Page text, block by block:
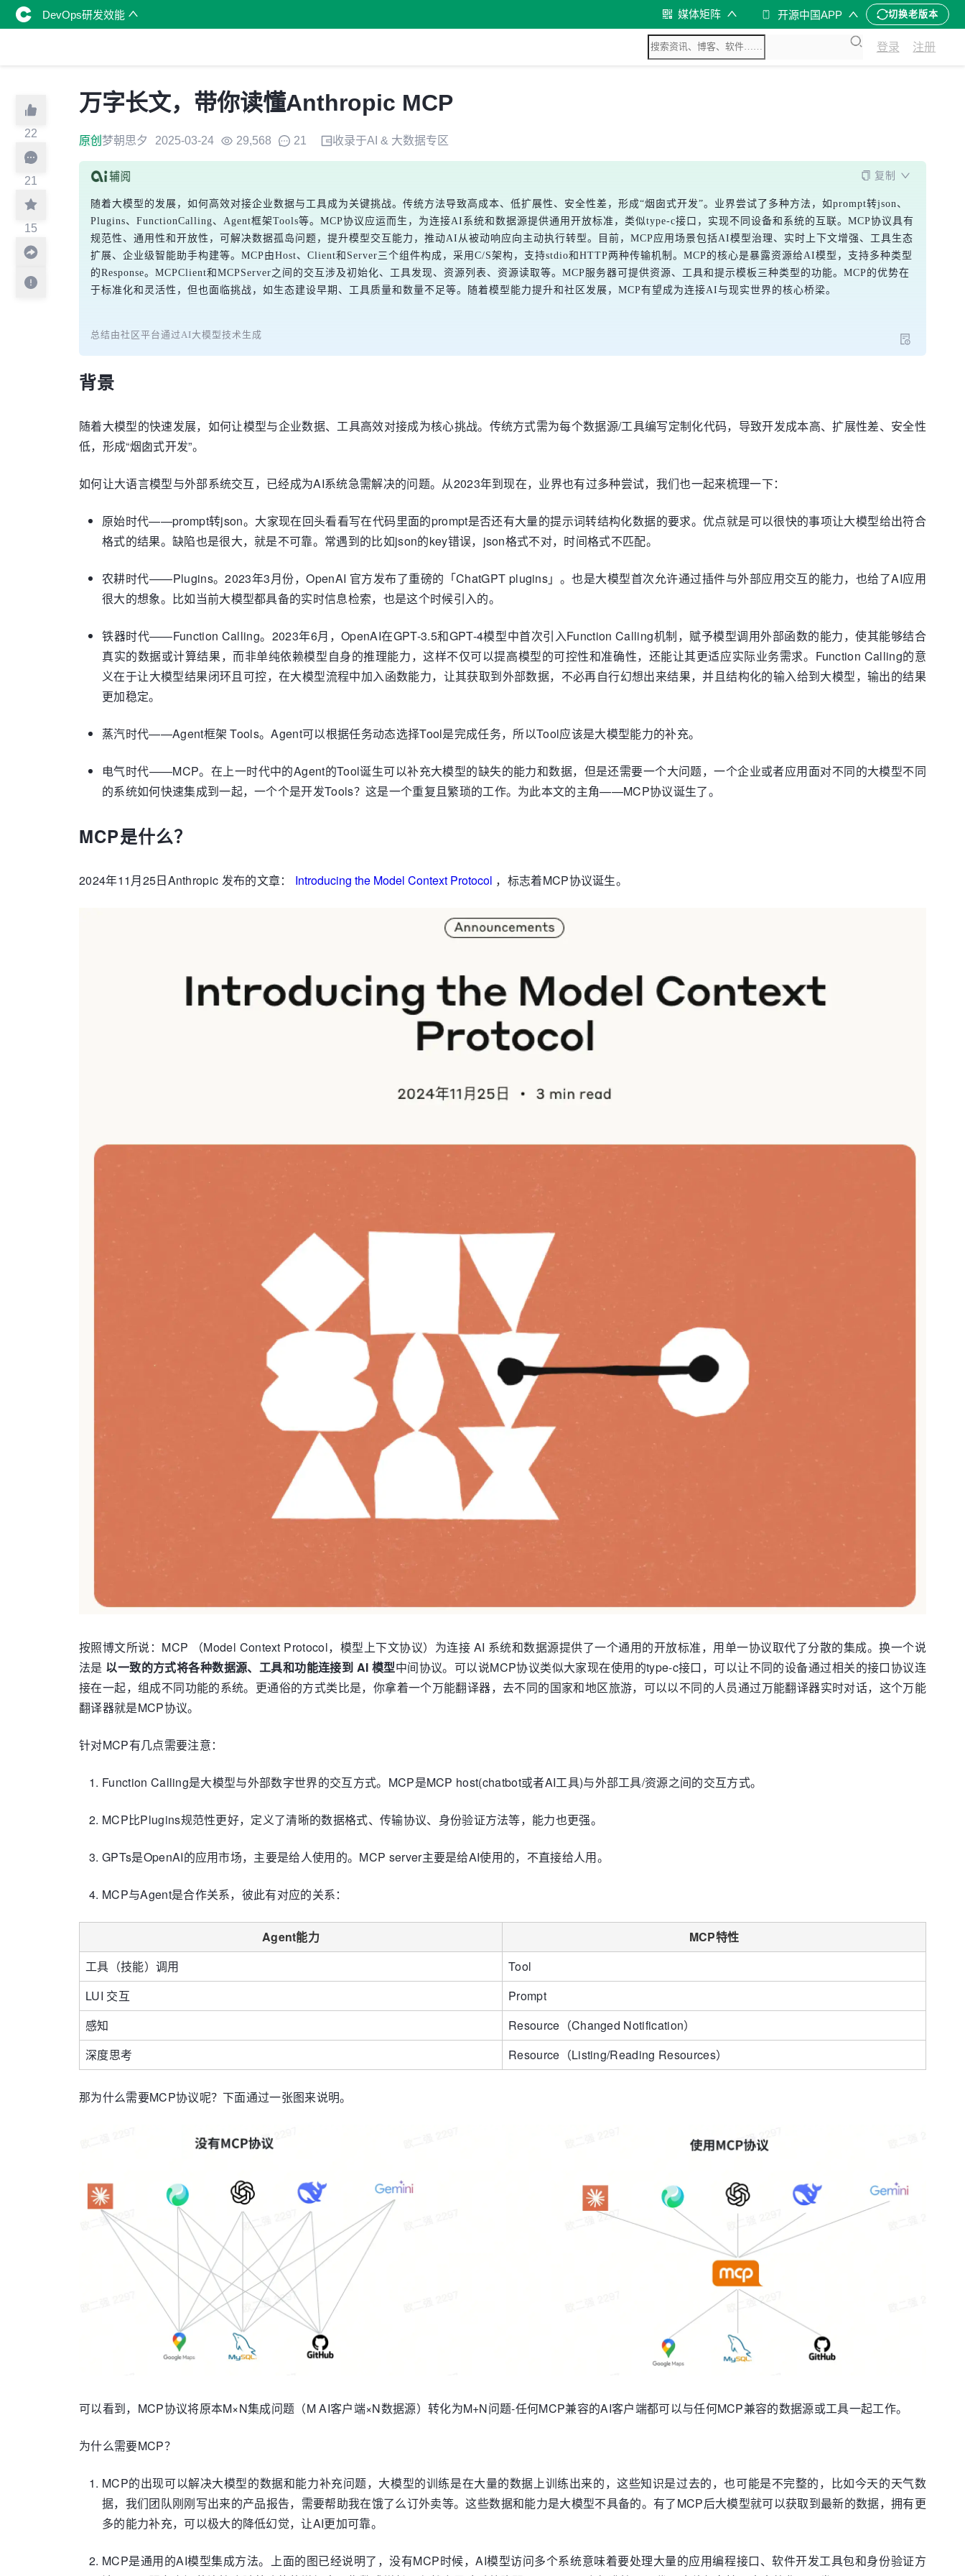
DevOps研发效能 媒体矩阵 开源中国APP 切换老版本
登录 注册
22
21
15
万字长文，带你读懂Anthropic MCP
原创 梦朝思夕 2025-03-24 29,568 21 收录于AI & 大数据专区
复制
随着大模型的发展，如何高效对接企业数据与工具成为关键挑战。传统方法导致高成本、低扩展性、安全性差，形成“烟囱式开发”。业界尝试了多种方法，如prompt转json、
Plugins、FunctionCalling、Agent框架Tools等。MCP协议应运而生，为连接AI系统和数据源提供通用开放标准，类似type-c接口，实现不同设备和系统的互联。MCP协议具有
规范性、通用性和开放性，可解决数据孤岛问题，提升模型交互能力，推动AI从被动响应向主动执行转型。目前，MCP应用场景包括AI模型治理、实时上下文增强、工具生态
扩展、企业级智能助手构建等。MCP由Host、Client和Server三个组件构成，采用C/S架构，支持stdio和HTTP两种传输机制。MCP的核心是暴露资源给AI模型，支持多种类型
的Response。MCPClient和MCPServer之间的交互涉及初始化、工具发现、资源列表、资源读取等。MCP服务器可提供资源、工具和提示模板三种类型的功能。MCP的优势在
于标准化和灵活性，但也面临挑战，如生态建设早期、工具质量和数量不足等。随着模型能力提升和社区发展，MCP有望成为连接AI与现实世界的核心桥梁。
总结由社区平台通过AI大模型技术生成
背景
随着大模型的快速发展，如何让模型与企业数据、工具高效对接成为核心挑战。传统方式需为每个数据源/工具编写定制化代码，导致开发成本高、扩展性差、安全性
低，形成“烟囱式开发”。
如何让大语言模型与外部系统交互，已经成为AI系统急需解决的问题。从2023年到现在，业界也有过多种尝试，我们也一起来梳理一下：
原始时代——prompt转json。大家现在回头看看写在代码里面的prompt是否还有大量的提示词转结构化数据的要求。优点就是可以很快的事项让大模型给出符合
格式的结果。缺陷也是很大，就是不可靠。常遇到的比如json的key错误，json格式不对，时间格式不匹配。
农耕时代——Plugins。2023年3月份，OpenAI 官方发布了重磅的「ChatGPT plugins」。也是大模型首次允许通过插件与外部应用交互的能力，也给了AI应用
很大的想象。比如当前大模型都具备的实时信息检索，也是这个时候引入的。
铁器时代——Function Calling。2023年6月，OpenAI在GPT-3.5和GPT-4模型中首次引入Function Calling机制，赋予模型调用外部函数的能力，使其能够结合
真实的数据或计算结果，而非单纯依赖模型自身的推理能力，这样不仅可以提高模型的可控性和准确性，还能让其更适应实际业务需求。Function Calling的意
义在于让大模型结果闭环且可控，在大模型流程中加入函数能力，让其获取到外部数据，不必再自行幻想出来结果，并且结构化的输入给到大模型，输出的结果
更加稳定。
蒸汽时代——Agent框架 Tools。Agent可以根据任务动态选择Tool是完成任务，所以Tool应该是大模型能力的补充。
电气时代——MCP。在上一时代中的Agent的Tool诞生可以补充大模型的缺失的能力和数据，但是还需要一个大问题，一个企业或者应用面对不同的大模型不同
的系统如何快速集成到一起，一个个是开发Tools？这是一个重复且繁琐的工作。为此本文的主角——MCP协议诞生了。
MCP是什么？
2024年11月25日Anthropic 发布的文章： Introducing the Model Context Protocol ，标志着MCP协议诞生。
按照博文所说：MCP （Model Context Protocol，模型上下文协议）为连接 AI 系统和数据源提供了一个通用的开放标准，用单一协议取代了分散的集成。换一个说
法是 以一致的方式将各种数据源、工具和功能连接到 AI 模型中间协议。可以说MCP协议类似大家现在使用的type-c接口，可以让不同的设备通过相关的接口协议连
接在一起，组成不同功能的系统。更通俗的方式类比是，你拿着一个万能翻译器，去不同的国家和地区旅游，可以以不同的人员通过万能翻译器实时对话，这个万能
翻译器就是MCP协议。
针对MCP有几点需要注意：
Function Calling是大模型与外部数字世界的交互方式。MCP是MCP host(chatbot或者AI工具)与外部工具/资源之间的交互方式。
MCP比Plugins规范性更好，定义了清晰的数据格式、传输协议、身份验证方法等，能力也更强。
GPTs是OpenAI的应用市场，主要是给人使用的。MCP server主要是给AI使用的，不直接给人用。
MCP与Agent是合作关系，彼此有对应的关系：
Agent能力
MCP特性
工具（技能）调用
Tool
LUI 交互
Prompt
感知
Resource（Changed Notification）
深度思考
Resource（Listing/Reading Resources）
那为什么需要MCP协议呢？下面通过一张图来说明。
可以看到，MCP协议将原本M×N集成问题（M AI客户端×N数据源）转化为M+N问题-任何MCP兼容的AI客户端都可以与任何MCP兼容的数据源或工具一起工作。
为什么需要MCP？
MCP的出现可以解决大模型的数据和能力补充问题，大模型的训练是在大量的数据上训练出来的，这些知识是过去的，也可能是不完整的，比如今天的天气数
据，我们团队刚刚写出来的产品报告，需要帮助我在饿了么订外卖等。这些数据和能力是大模型不具备的。有了MCP后大模型就可以获取到最新的数据，拥有更
多的能力补充，可以极大的降低幻觉，让AI更加可靠。
MCP是通用的AI模型集成方法。上面的图已经说明了，没有MCP时候，AI模型访问多个系统意味着要处理大量的应用编程接口、软件开发工具包和身份验证方